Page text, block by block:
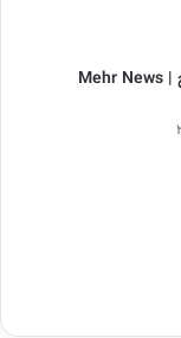
هشت صبح | Mehr News